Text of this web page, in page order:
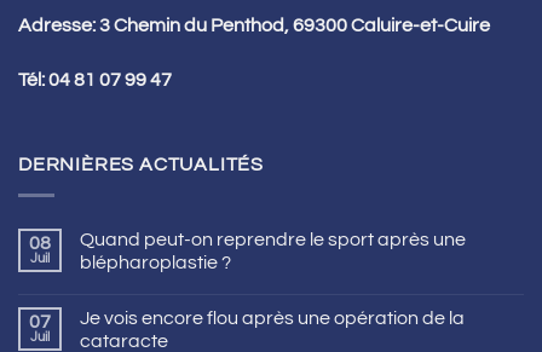
Adresse: 3 Chemin du Penthod, 69300 Caluire-et-Cuire
Tél:04 81 07 99 47
DERNIÈRES ACTUALITÉS
08
Juil
Quand peut-on reprendre le sport après une
blépharoplastie ?
07
Juil
Je vois encore flou après une opération de la
cataracte